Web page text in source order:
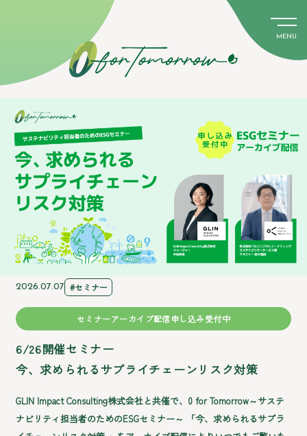
MENU
2026.07.07 #セミナー
セミナーアーカイブ配信申し込み受付中
6/26開催セミナー
今、求められるサプライチェーンリスク対策
GLIN Impact Consulting株式会社と共催で、0 for Tomorrow～サステ
ナビリティ担当者のためのESGセミナー～ 「今、求められるサプラ